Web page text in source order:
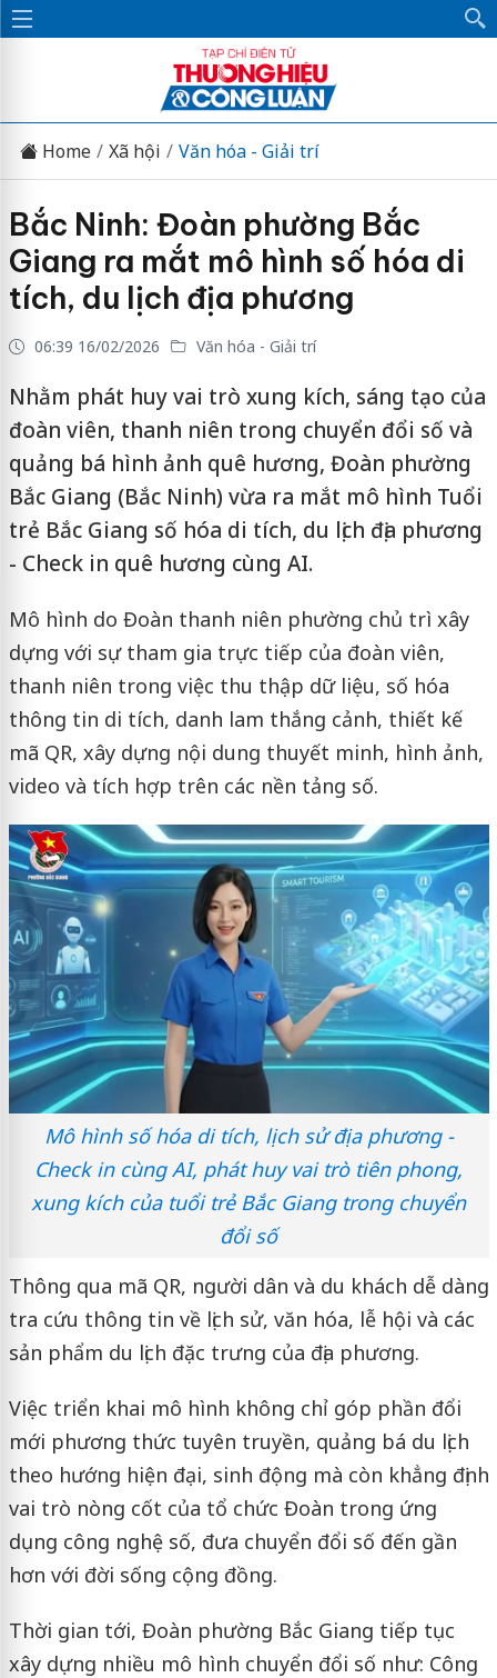
Home Xã hội Văn hóa - Giải trí
Bắc Ninh: Đoàn phường Bắc
Giang ra mắt mô hình số hóa di
tích, du lịch địa phương
06:39 16/02/2026 Văn hóa - Giải trí
Nhằm phát huy vai trò xung kích, sáng tạo của
đoàn viên, thanh niên trong chuyển đổi số và
quảng bá hình ảnh quê hương, Đoàn phường
Bắc Giang (Bắc Ninh) vừa ra mắt mô hình Tuổi
trẻ Bắc Giang số hóa di tích, du lịch địa phương
- Check in quê hương cùng AI.
Mô hình do Đoàn thanh niên phường chủ trì xây
dựng với sự tham gia trực tiếp của đoàn viên,
thanh niên trong việc thu thập dữ liệu, số hóa
thông tin di tích, danh lam thắng cảnh, thiết kế
mã QR, xây dựng nội dung thuyết minh, hình ảnh,
video và tích hợp trên các nền tảng số.
Mô hình số hóa di tích, lịch sử địa phương -
Check in cùng AI, phát huy vai trò tiên phong,
xung kích của tuổi trẻ Bắc Giang trong chuyển
đổi số
Thông qua mã QR, người dân và du khách dễ dàng
tra cứu thông tin về lịch sử, văn hóa, lễ hội và các
sản phẩm du lịch đặc trưng của địa phương.
Việc triển khai mô hình không chỉ góp phần đổi
mới phương thức tuyên truyền, quảng bá du lịch
theo hướng hiện đại, sinh động mà còn khẳng định
vai trò nòng cốt của tổ chức Đoàn trong ứng
dụng công nghệ số, đưa chuyển đổi số đến gần
hơn với đời sống cộng đồng.
Thời gian tới, Đoàn phường Bắc Giang tiếp tục
xây dựng nhiều mô hình chuyển đổi số như: Công